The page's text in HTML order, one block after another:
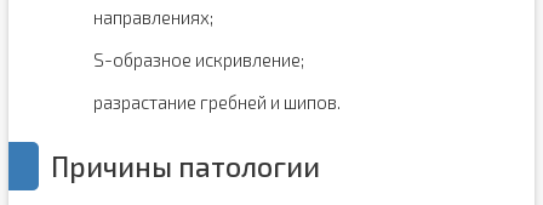
направлениях;
S-образное искривление;
разрастание гребней и шипов.
Причины патологии